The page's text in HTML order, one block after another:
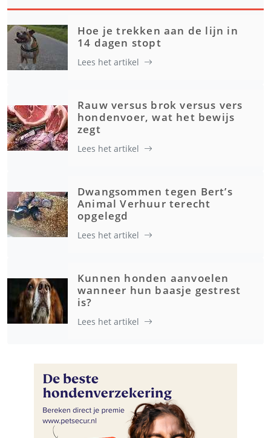
Hoe je trekken aan de lijn in
14 dagen stopt
Lees het artikel
Rauw versus brok versus vers
hondenvoer, wat het bewijs
zegt
Lees het artikel
Dwangsommen tegen Bert’s
Animal Verhuur terecht
opgelegd
Lees het artikel
Kunnen honden aanvoelen
wanneer hun baasje gestrest
is?
Lees het artikel